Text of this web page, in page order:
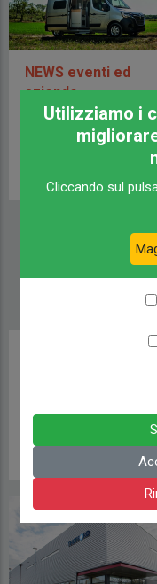
NEWS eventi ed
aziende
APPUNTAMENTI E
23 MARZO 2022
Utilizziamo i
Cliccando sul